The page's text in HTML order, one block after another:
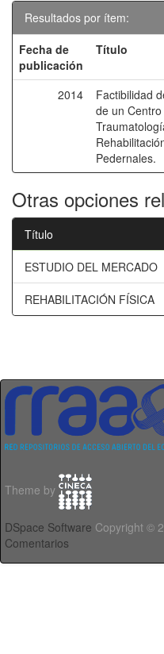
Resultados por ítem:
Fecha de
publicación
Título
2014
Factibilidad
de un
Pedernales.
Otras opciones
Título
ESTUDIO DEL MERCADO
REHABILITACIÓN FÍSICA
Theme by
DSpace Software Copyright ©
Comentarios